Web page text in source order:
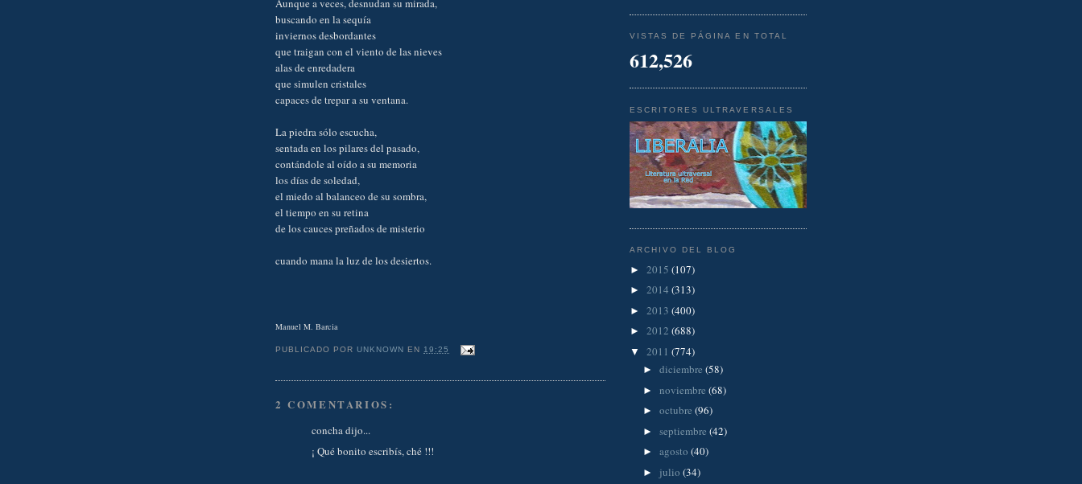
buscando en la sequía
inviernos desbordantes
que traigan con el viento de las nieves
alas de enredadera
que simulen cristales
capaces de trepar a su ventana.
La piedra sólo escucha,
sentada en los pilares del pasado,
contándole al oído a su memoria
los días de soledad,
el miedo al balanceo de su sombra,
el tiempo en su retina
de los cauces preñados de misterio
cuando mana la luz de los desiertos.
Manuel M. Barcia
PUBLICADO PORUNKNOWN EN 19:25
2 COMENTARIOS:
concha dijo...
¡ Qué bonito escribís, ché !!!
VISTAS DE PÁGINA EN TOTAL
612,526
ESCRITORES ULTRAVERSALES
ARCHIVO DEL BLOG
► 2015 (107)
► 2014 (313)
► 2013 (400)
► 2012 (688)
▼ 2011 (774)
► diciembre (58)
► noviembre (68)
► octubre (96)
► septiembre (42)
► agosto (40)
► julio (34)